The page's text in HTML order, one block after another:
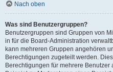
Nach oben
Was sind Benutzergruppen?
Benutzergruppen sind Gruppen von
in für die Board-Administration
kann mehreren Gruppen angehören
Berechtigungen zugeteilt werden.
Berechtigungen für mehrere